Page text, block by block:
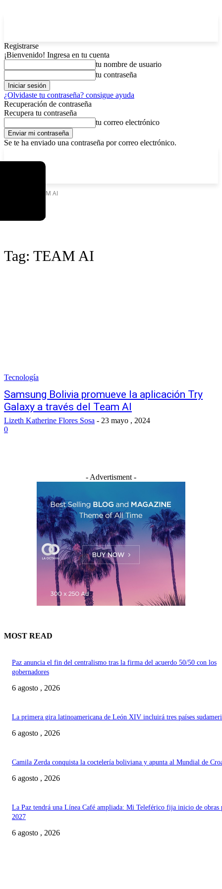
Registrarse
¡Bienvenido! Ingresa en tu cuenta
tu nombre de usuario
tu contraseña
¿Olvidaste tu contraseña? consigue ayuda
Recuperación de contraseña
Recupera tu contraseña
tu correo electrónico
Se te ha enviado una contraseña por correo electrónico.
TEAM AI
Tag: TEAM AI
Tecnología
Samsung Bolivia promueve la aplicación Try
Galaxy a través del Team AI
Lizeth Katherine Flores Sosa - 23 mayo , 2024
0
- Advertisment -
MOST READ
Paz anuncia el fin del centralismo tras la firma del acuerdo 50/50 con los
gobernadores
6 agosto , 2026
La primera gira latinoamericana de León XIV incluirá tres países
6 agosto , 2026
Camila Zerda conquista la coctelería boliviana y apunta al Mundial de
6 agosto , 2026
La Paz tendrá una Línea Café ampliada: Mi Teleférico fija inicio de obras
2027
6 agosto , 2026